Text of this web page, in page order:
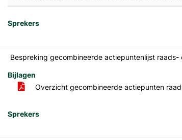
Sprekers
Bespreking gecombineerde actiepuntenlijst raads-
Bijlagen
Overzicht gecombineerde actiepunten
Sprekers